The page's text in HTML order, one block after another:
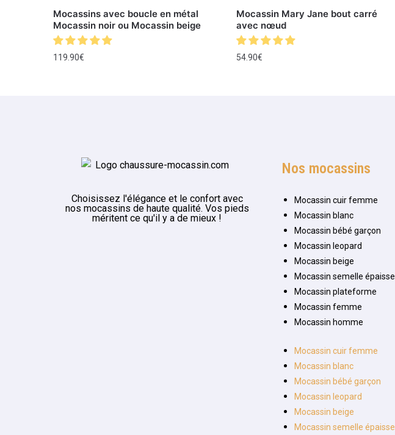
Mocassins avec boucle en métal
Mocassin noir ou Mocassin beige
119.90€
Mocassin Mary Jane bout carré
avec nœud
54.90€
Choisissez l'élégance et le confort avec
nos mocassins de haute qualité. Vos pieds
méritent ce qu'il y a de mieux !
Nos mocassins
Mocassin cuir femme
Mocassin blanc
Mocassin bébé garçon
Mocassin leopard
Mocassin beige
Mocassin semelle épaisse
Mocassin plateforme
Mocassin femme
Mocassin homme
Mocassin cuir femme
Mocassin blanc
Mocassin bébé garçon
Mocassin leopard
Mocassin beige
Mocassin semelle épaisse